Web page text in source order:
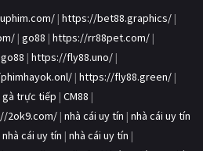
| https://bet88.graphics/ |
| go88 | https://rr88pet.com/ |
go88 | https://fly88.uno/ |
| https://fly88.green/ |
gà trực tiếp | CM88 |
2ok9.com/ | nhà cái uy tín | nhà cái uy tín
nhà cái uy tín | nhà cái uy tín |